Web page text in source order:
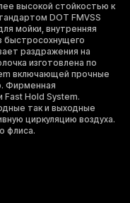
высокой стойкостью к
DOT FMVSS
мойки, внутренняя
быстросохнущего
раздражения на
изготовлена по
включающей прочные
Фирменная
Fast Hold System.
так и выходные
циркуляцию воздуха.
флиса.